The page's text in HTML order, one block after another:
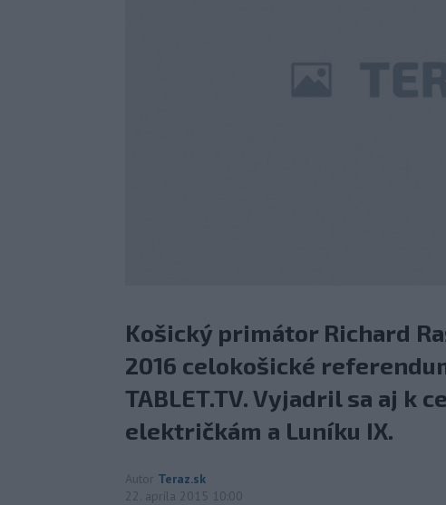
Košický primátor Richard
2016 celokošické
TABLET.TV. Vyjadril sa aj k
električkám a Luníku IX.
Autor Teraz.sk
22. apríla 2015 10:00